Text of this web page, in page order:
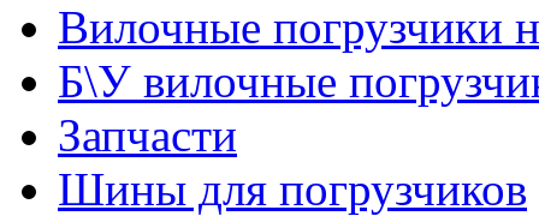
Вилочные погрузчики
Б\У вилочные
Запчасти
Шины для погрузчиков